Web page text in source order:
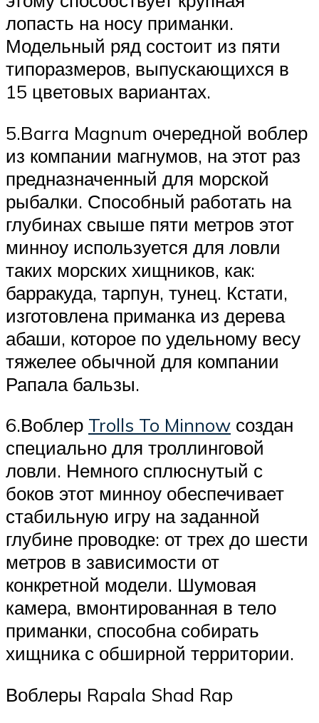
лопасть на носу приманки.
Модельный ряд состоит из пяти
типоразмеров, выпускающихся в
15 цветовых вариантах.
5.Barra Magnum очередной воблер
из компании магнумов, на этот раз
предназначенный для морской
рыбалки. Способный работать на
глубинах свыше пяти метров этот
минноу используется для ловли
таких морских хищников, как:
барракуда, тарпун, тунец. Кстати,
изготовлена приманка из дерева
абаши, которое по удельному весу
тяжелее обычной для компании
Рапала бальзы.
6.Воблер Trolls To Minnow создан
специально для троллинговой
ловли. Немного сплюснутый с
боков этот минноу обеспечивает
стабильную игру на заданной
глубине проводке: от трех до шести
метров в зависимости от
конкретной модели. Шумовая
камера, вмонтированная в тело
приманки, способна собирать
хищника с обширной территории.
Воблеры Rapala Shad Rap